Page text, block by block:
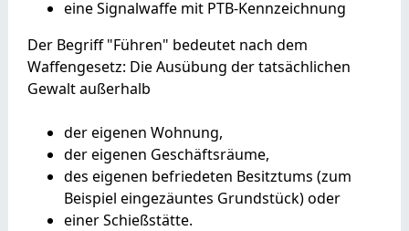
eine Signalwaffe mit PTB-Kennzeichnung
Der Begriff "Führen" bedeutet nach dem
Waffengesetz: Die Ausübung der tatsächlichen
Gewalt außerhalb
der eigenen Wohnung,
der eigenen Geschäftsräume,
des eigenen befriedeten Besitztums (zum
Beispiel eingezäuntes Grundstück) oder
einer Schießstätte.